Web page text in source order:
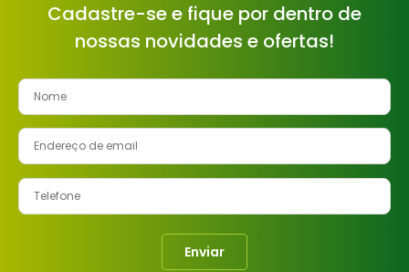
Cadastre-se e fique por dentro de
nossas novidades e ofertas!
Enviar